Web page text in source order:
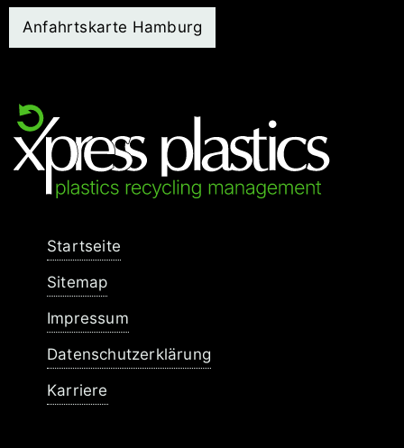
Anfahrtskarte Hamburg
Navigation
Startseite
Sitemap
Impressum
Datenschutzerklärung
Karriere